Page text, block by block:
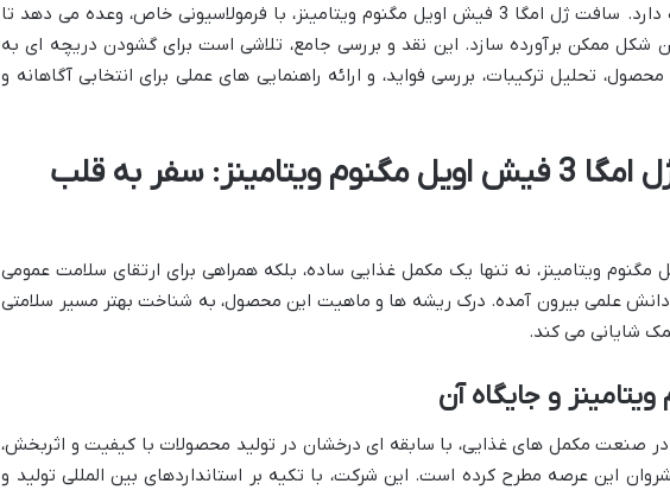
در این میان جایگاهی ویژه دارد. سافت ژل امگا 3 فیش اویل مگنوم ویتامینز، با فرمولاسیونی خاص، وعده می دهد تا
شکل ممکن برآورده سازد. این نقد و بررسی جامع، تلاشی است برای گشودن دریچه ای به
تحلیل ترکیبات، بررسی فواید، و ارائه راهنمایی های عملی برای انتخابی آگاهانه و
شناخت سافت ژل امگا 3 فیش اویل مگنوم ویتامینز: سفر به قلب
3 فیش اویل مگنوم ویتامینز، نه تنها یک مکمل غذایی ساده، بلکه همراهی برای ارتقای سلامت عمومی
علمی بیرون آمده. درک ریشه ها و ماهیت این محصول، به شناخت بهتر مسیر سلامتی
شایانی می کند.
و جایگاه آن
در صنعت مکمل های غذایی، با سابقه ای درخشان در تولید محصولات با کیفیت و اثربخش،
این عرصه مطرح کرده است. این شرکت، با تکیه بر استانداردهای بین المللی تولید و